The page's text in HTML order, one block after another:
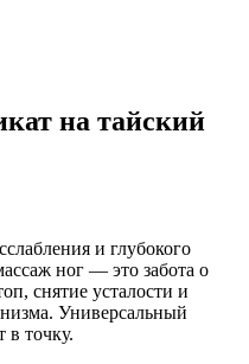
на тайский
и глубокого
ног — это забота о
снятие усталости и
Универсальный
в точку.